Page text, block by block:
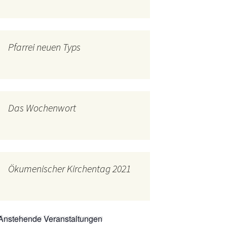
Wochenwort
Pfarrei neuen Typs
Das Wochenwort
Ökumenischer Kirchentag 2021
Veranstaltungen